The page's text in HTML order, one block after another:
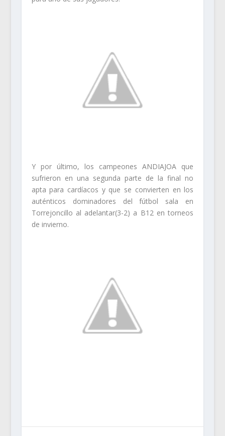
Y por último, los campeones ANDIAJOA que
sufrieron en una segunda parte de la final no
apta para cardíacos y que se convierten en los
auténticos dominadores del fútbol sala en
Torrejoncillo al adelantar(3-2) a B12 en torneos
de invierno.